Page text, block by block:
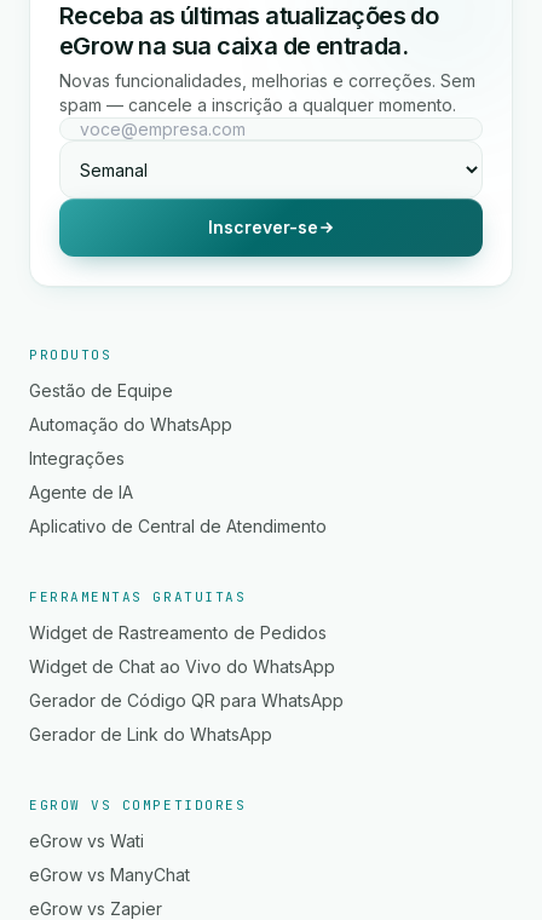
Receba as últimas atualizações do
eGrow na sua caixa de entrada.
Novas funcionalidades, melhorias e correções. Sem
spam — cancele a inscrição a qualquer momento.
Inscrever-se
PRODUTOS
Gestão de Equipe
Automação do WhatsApp
Integrações
Agente de IA
Aplicativo de Central de Atendimento
FERRAMENTAS GRATUITAS
Widget de Rastreamento de Pedidos
Widget de Chat ao Vivo do WhatsApp
Gerador de Código QR para WhatsApp
Gerador de Link do WhatsApp
EGROW VS COMPETIDORES
eGrow vs Wati
eGrow vs ManyChat
eGrow vs Zapier